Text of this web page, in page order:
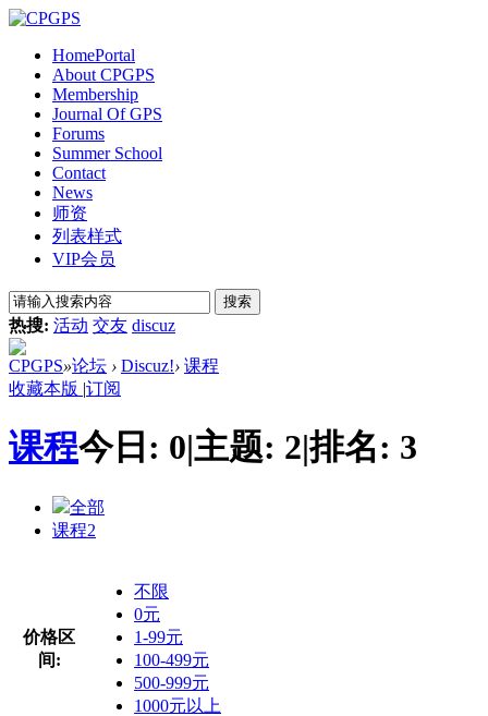
HomePortal
About CPGPS
Membership
Journal Of GPS
Forums
Summer School
Contact
News
师资
列表样式
VIP会员
搜索
热搜: 活动 交友 discuz
CPGPS»论坛 › Discuz!› 课程
收藏本版 |订阅
课程今日: 0|主题: 2|排名: 3
全部
课程2
价格区
间:
不限
0元
1-99元
100-499元
500-999元
1000元以上